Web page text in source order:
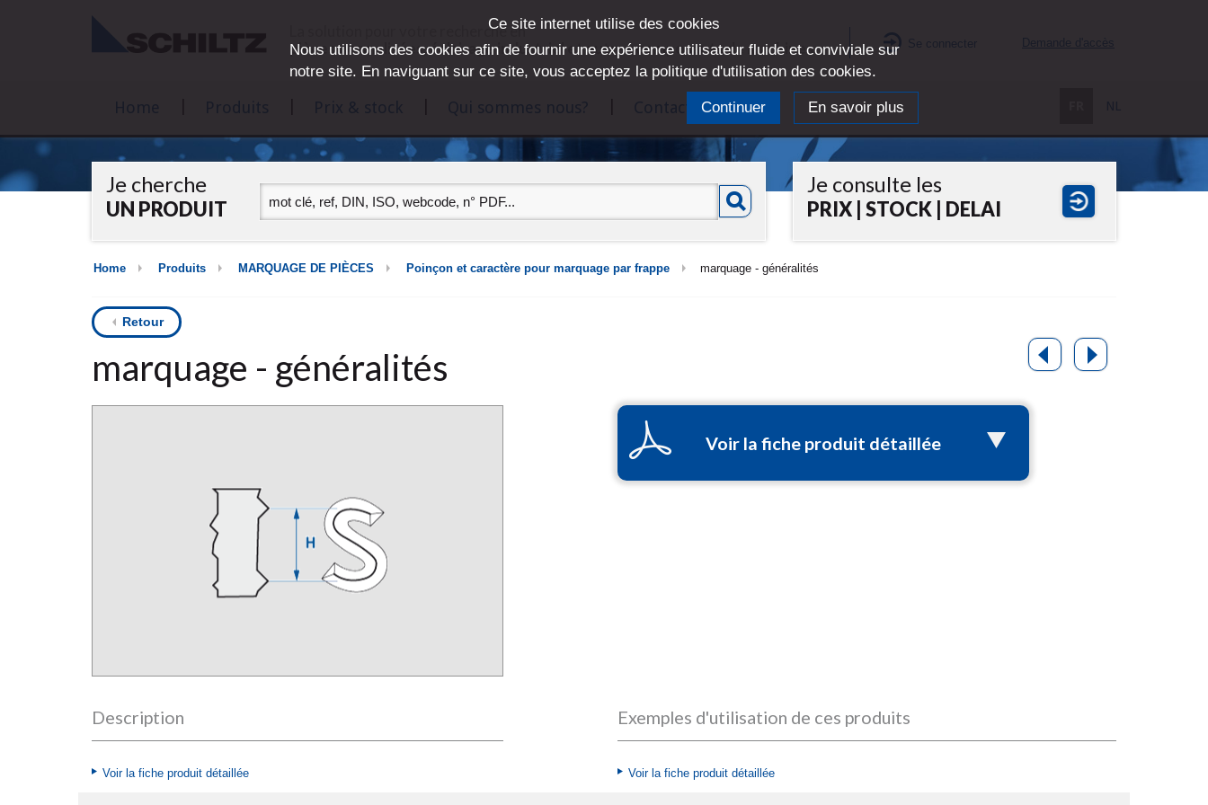
La solution pour votre recherche en
pièces normalisées, éclairage industriel et autres composants de machines
Se connecter Demande d'accès
Home Produits Prix & stock Qui sommes nous? Contact NL
Je cherche
UN PRODUIT
Je consulte les
PRIX | STOCK | DELAI
Home Produits MARQUAGE DE PIÈCES Poinçon et caractère pour marquage par frappe marquage - généralités
Retour
marquage - généralités
Voir la fiche produit détaillée
Description
Voir la fiche produit détaillée
Exemples d'utilisation de ces produits
Voir la fiche produit détaillée
Ce site internet utilise des cookies
Nous utilisons des cookies afin de fournir une expérience utilisateur fluide et conviviale sur
notre site. En naviguant sur ce site, vous acceptez la politique d'utilisation des cookies.
Continuer En savoir plus